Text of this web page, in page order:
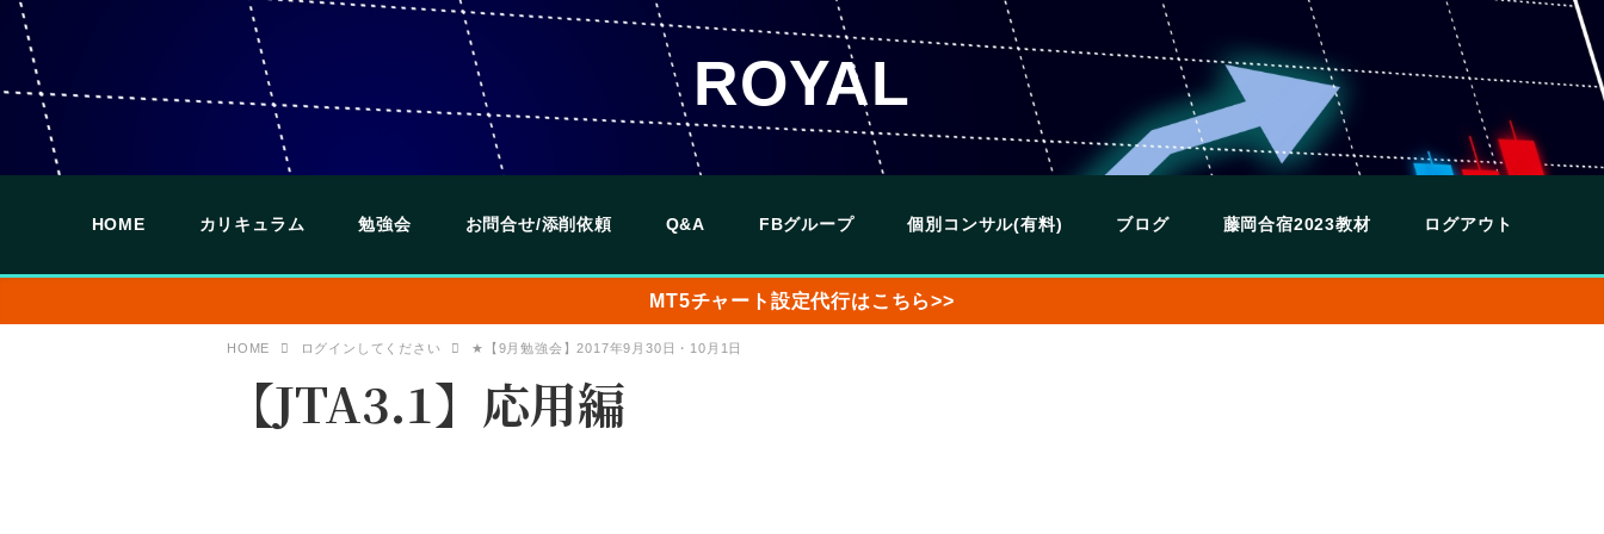
ROYAL
HOME カリキュラム 勉強会 お問合せ/添削依頼 Q&A FBグループ 個別コンサル(有料) ブログ 藤岡合宿2023教材 ログアウト
MT5チャート設定代行はこちら>>
HOME ログインしてください ★【9月勉強会】2017年9月30日・10月1日
【JTA3.1】応用編